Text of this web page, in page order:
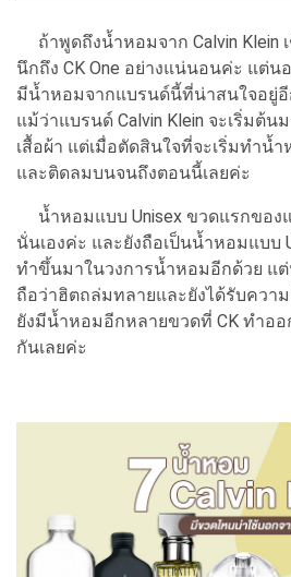
ถ้าพูดถึงน้ำหอมจาก Calvin Klein
นึกถึง CK One อย่างแน่นอนค่ะ แต่น
มีน้ำหอมจากแบรนด์นี้ที่น่าสนใจอยู่อี
แม้ว่าแบรนด์ Calvin Klein จะเริ่มต้น
เสื้อผ้า แต่เมื่อตัดสินใจที่จะเริ่มทำน้
และติดลมบนจนถึงตอนนี้เลยค่ะ
น้ำหอมแบบ Unisex ขวดแรกของ
นั่นเองค่ะ และยังถือเป็นน้ำหอมแบบ
ทำขึ้นมาในวงการน้ำหอมอีกด้วย แต่
ถือว่าฮิตถล่มทลายและยังได้รับควา
ยังมีน้ำหอมอีกหลายขวดที่ CK ทำอ
กันเลยค่ะ